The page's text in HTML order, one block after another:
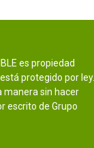
es propiedad
protegido por ley.
manera sin hacer
escrito de Grupo